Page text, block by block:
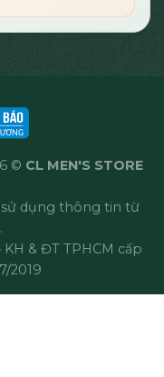
© CL MEN'S STORE
dụng thông tin từ
KH & ĐT TPHCM cấp
2019